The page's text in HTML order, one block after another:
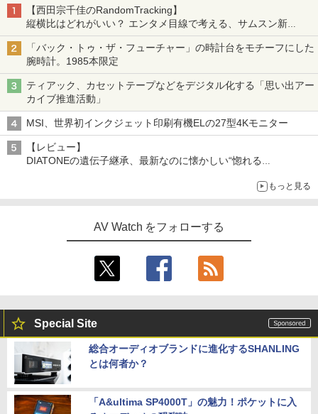
【西田宗千佳のRandomTracking】
縦横比はどれがいい？ エンタメ目線で考える、サムスン新
「Galaxy Z Fold」
「バック・トゥ・ザ・フューチャー」の時計台をモチーフにした
腕時計。1985本限定
ティアック、カセットテープなどをデジタル化する「思い出アー
カイブ推進活動」
MSI、世界初インクジェット印刷有機ELの27型4Kモニター
【レビュー】
DIATONEの遺伝子継承、最新なのに懐かしい“惚れる
もっと見る
AV Watch をフォローする
Special Site
総合オーディオブランドに進化するSHANLING
とは何者か？
「A&ultima SP4000T」の魅力！ポケットに入